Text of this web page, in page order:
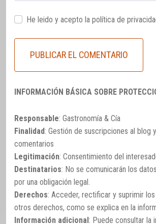
He leido y acepto la política de
INFORMACIÓN BÁSICA SOBRE
Responsable: Gastronomía & Cía
Finalidad: Gestión de suscripciones al blog
comentarios
Legitimación: Consentimiento del
Destinatarios: No se comunicarán los
por una obligación legal.
Derechos: Acceder, rectificar y suprimir
otros derechos, como se explica en la
Información adicional : Puede consultar la